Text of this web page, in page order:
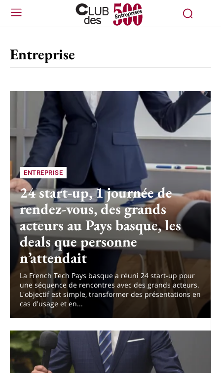
Entreprise
ENTREPRISE
24 start-up, 1 journée de
rendez-vous, des grands
acteurs au Pays basque, les
deals que personne
n’attendait
La French Tech Pays basque a réuni 24 start-up pour
une séquence de rencontres avec des grands acteurs.
L'objectif est simple, transformer des présentations en
cas d'usage et en...